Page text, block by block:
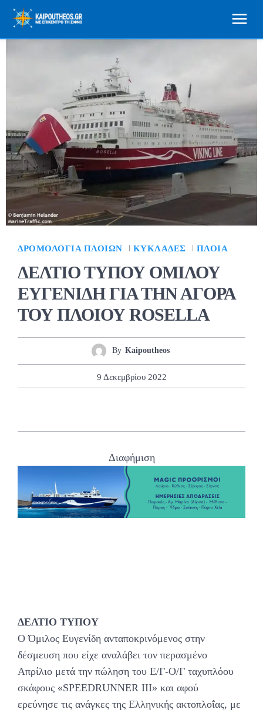
ΔΡΟΜΟΛΌΓΙΑ ΠΛΟΊΩΝ ΚΥΚΛΆΔΕΣ ΠΛΟΊΑ
ΔΕΛΤΙΟ ΤΥΠΟΥ ΟΜΙΛΟΥ
ΕΥΓΕΝΙΔΗ ΓΙΑ ΤΗΝ ΑΓΟΡΑ
ΤΟΥ ΠΛΟΙΟΥ ROSELLA
By Kaipoutheos
9 Δεκεμβρίου 2022
Διαφήμιση
ΔΕΛΤΙΟ ΤΥΠΟΥ
Ο Όμιλος Ευγενίδη ανταποκρινόμενος στην
δέσμευση που είχε αναλάβει τον περασμένο
Απρίλιο μετά την πώληση του Ε/Γ-Ο/Γ ταχυπλόου
σκάφους «SPEEDRUNNER III» και αφού
ερεύνησε τις ανάγκες της Ελληνικής ακτοπλοΐας, με